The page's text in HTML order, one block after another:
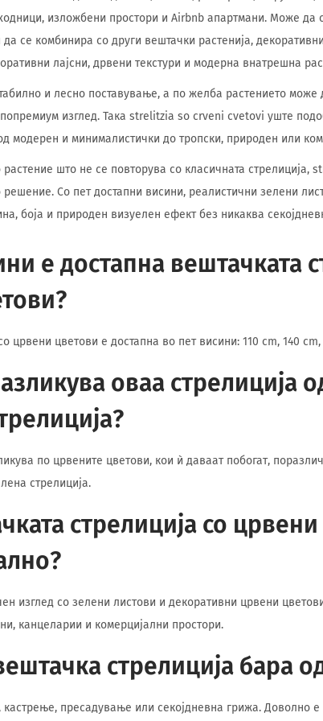
изложбени простори и Airbnb апартмани. Може да
се комбинира со други вештачки растенија,
лајсни, дрвени текстури и модерна внатрешна
и лесно поставување, а по желба растението може
попремиум изглед. Така strelitzia so crveni cvetovi уште
модерен и минималистички до тропски, природен или
што не се повторува со класичната стрелиција,
Со пет достапни висини, реалистични зелени
боја и природен визуелен ефект без никаква
е достапна вештачката
црвени цветови е достапна во пет висини: 110 cm, 140
оваа стрелиција
по црвените цветови, кои ѝ даваат побогат,
стрелиција.
стрелиција со
изглед со зелени листови и декоративни црвени
канцеларии и комерцијални простори.
стрелиција бара
пресадување или секојдневна грижа. Доволно